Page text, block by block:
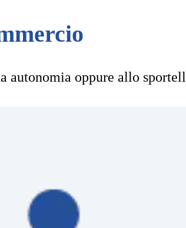
oppure allo